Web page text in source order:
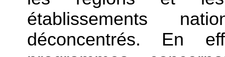
établissements
déconcentrés. En